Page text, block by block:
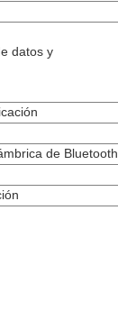
datos y
de Bluetooth